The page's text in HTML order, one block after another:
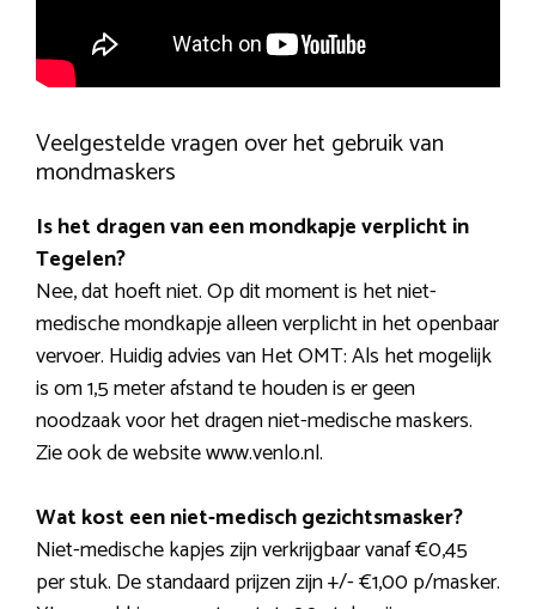
Veelgestelde vragen over het gebruik van
mondmaskers
Is het dragen van een mondkapje verplicht in
Tegelen?
Nee, dat hoeft niet. Op dit moment is het niet-
medische mondkapje alleen verplicht in het openbaar
vervoer. Huidig advies van Het OMT: Als het mogelijk
is om 1,5 meter afstand te houden is er geen
noodzaak voor het dragen niet-medische maskers.
Zie ook de website www.venlo.nl.
Wat kost een niet-medisch gezichtsmasker?
Niet-medische kapjes zijn verkrijgbaar vanaf €0,45
per stuk. De standaard prijzen zijn +/- €1,00 p/masker.